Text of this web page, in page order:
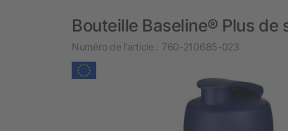
Bouteille Baseline® Plus
Numéro de l’article : 760-210685-023